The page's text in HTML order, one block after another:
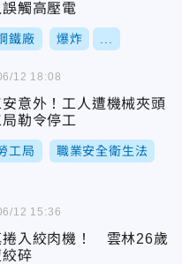
觸高壓電
鐵廠 爆炸
意外！工人遭機械夾頭
勒令停工
工局 職業安全衛生法
12 18:08
捲入絞肉機！ 雲林26歲
碎
12 15:36